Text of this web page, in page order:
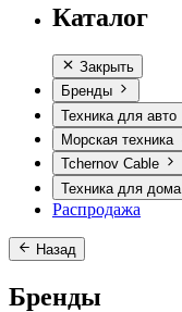
Каталог
Закрыть
Бренды
Техника для авто
Морская техника
Tchernov Cable
Техника для дома
Распродажа
Назад
Бренды